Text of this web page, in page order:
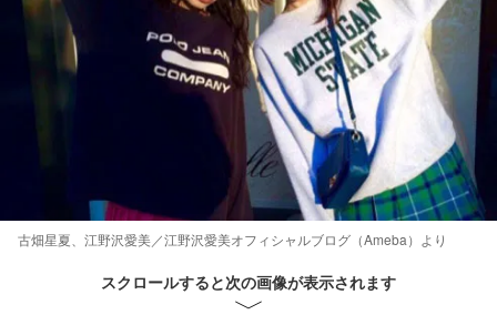
古畑星夏、江野沢愛美／江野沢愛美オフィシャルブログ（Ameba）より
スクロールすると次の画像が表示されます